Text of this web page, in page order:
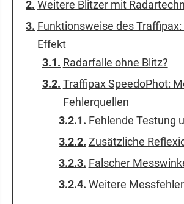
Weitere Blitzer mit
Funktionsweise des Traffipax:
Effekt
Radarfalle ohne Blitz?
Traffipax SpeedoPhot:
Fehlerquellen
Fehlende Testung
Zusätzliche
Falscher
Weitere Messfehler